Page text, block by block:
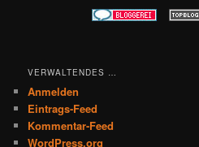
VERWALTENDES …
Anmelden
Eintrags-Feed
Kommentar-Feed
WordPress.org